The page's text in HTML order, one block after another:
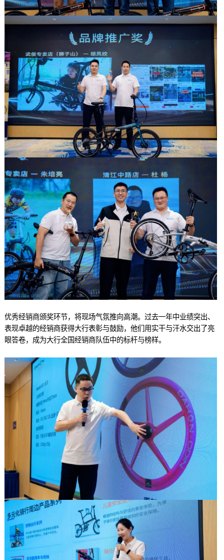
优秀经销商颁奖环节，将现场气氛推向高潮。过去一年中业绩突出、
表现卓越的经销商获得大行表彰与鼓励，他们用实干与汗水交出了亮
眼答卷，成为大行全国经销商队伍中的标杆与榜样。